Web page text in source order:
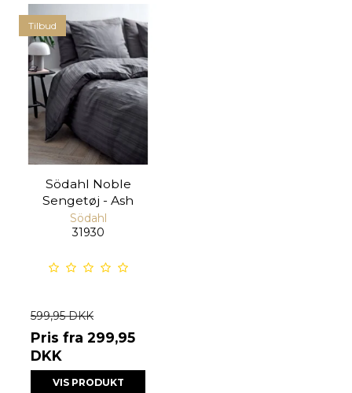
Tilbud
Södahl Noble
Sengetøj - Ash
Södahl
31930
599,95 DKK
Pris fra 299,95
DKK
VIS PRODUKT